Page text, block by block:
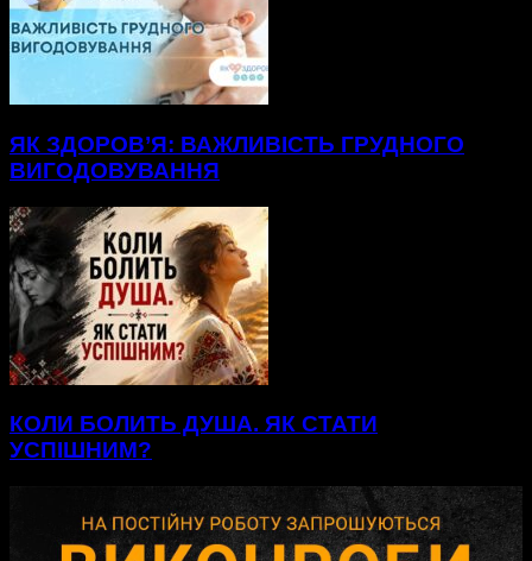
ЯК ЗДОРОВ’Я: ВАЖЛИВІСТЬ ГРУДНОГО
ВИГОДОВУВАННЯ
КОЛИ БОЛИТЬ ДУША. ЯК СТАТИ
УСПІШНИМ?